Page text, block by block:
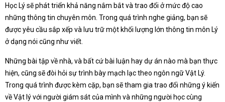
Học Lý sẽ phát triển khả năng nắm bắt và trao đổi ở mức độ cao
những thông tin chuyên môn. Trong quá trình nghe giảng, bạn sẽ
được yêu cầu sắp xếp và lưu trữ một khối lượng lớn thông tin môn Lý
ở dạng nói cũng như viết.
Những bài tập về nhà, và bất cứ bài luận hay dự án nào mà bạn thực
hiện, cũng sẽ đòi hỏi sự trình bày mạch lạc theo ngôn ngữ Vật Lý.
Trong quá trình được kèm cặp, bạn sẽ tham gia trao đổi những ý kiến
về Vật lý với người giám sát của mình và những người học cùng